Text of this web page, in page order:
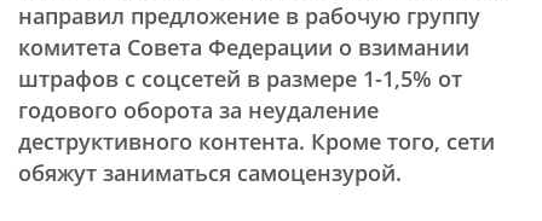
направил предложение в рабочую группу
комитета Совета Федерации о взимании
штрафов с соцсетей в размере 1-1,5% от
годового оборота за неудаление
деструктивного контента. Кроме того, сети
обяжут заниматься самоцензурой.